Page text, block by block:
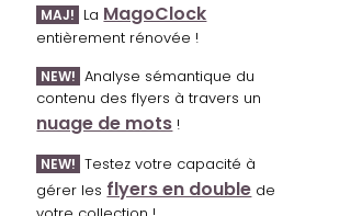
MAJ! La MagoClock
entièrement rénovée !
NEW! Analyse sémantique du
contenu des flyers à travers un
nuage de mots !
NEW! Testez votre capacité à
gérer les flyers en double de